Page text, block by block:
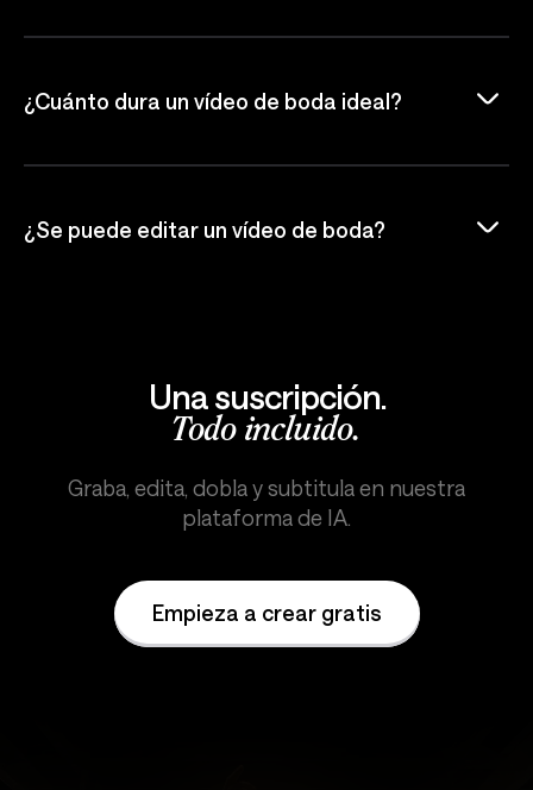
¿Cuánto dura un vídeo de boda ideal?
¿Se puede editar un vídeo de boda?
Una suscripción.
Todo incluido.
Graba, edita, dobla y subtitula en nuestra
plataforma de IA.
Empieza a crear gratis